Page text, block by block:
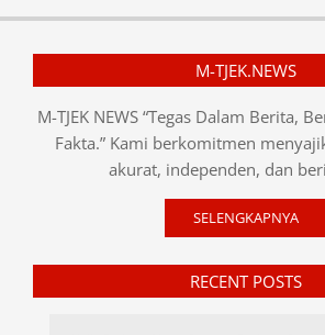
M-TJEK.NEWS
M-TJEK NEWS “Tegas Dalam Berita,
Fakta.” Kami berkomitmen
akurat, independen, dan
SELENGKAPNYA
RECENT POSTS